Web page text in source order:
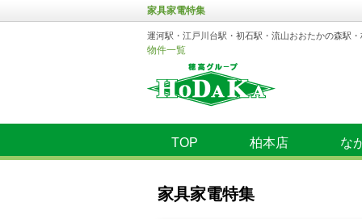
家具家電特集
運河駅・江戸川台駅・初石駅・流山おおたかの森駅
物件一覧
TOP 柏本店 な
家具家電特集